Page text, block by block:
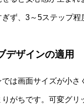
ず、3～5ステップ程
デザインの適用
は画面サイズが小さ
がちです。可変グリ